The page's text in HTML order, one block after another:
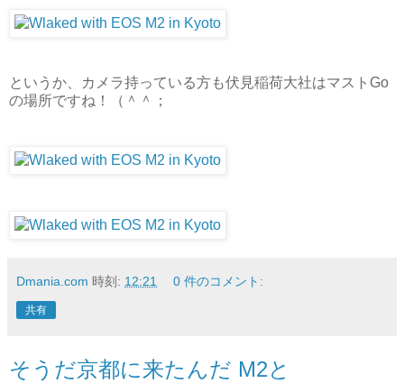
というか、カメラ持っている方も伏見稲荷大社はマストGo
の場所ですね！（＾＾；
Dmania.com 時刻: 12:21 0 件のコメント:
共有
そうだ京都に来たんだ M2と